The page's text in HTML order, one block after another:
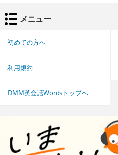
メニュー
初めての方へ
利用規約
DMM英会話Wordsトップへ